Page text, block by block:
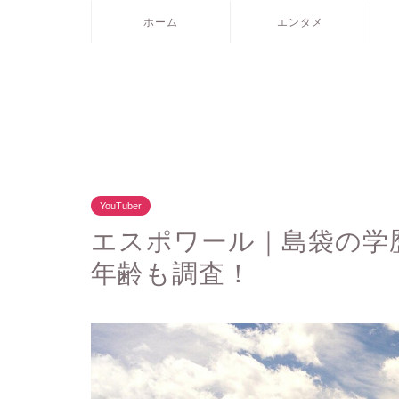
ホーム エンタメ
YouTuber
エスポワール｜島袋の
年齢も調査！